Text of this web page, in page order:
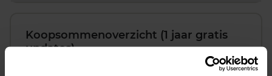
Koopsommenoverzicht (1 jaar gratis
updates)